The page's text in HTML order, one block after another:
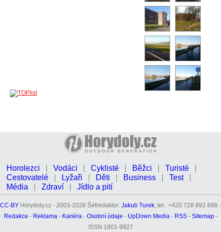
Horolezci Vodáci Cyklisté Běžci
Turisté
Cestovatelé
Lyžaři Děti Business
Test
Média
Zdraví Jídlo a pití
CC-BY Horydoly.cz - 2003-2026 Šéfredaktor: Jakub Turek, tel.: +420 728 892 898 -
Redakce - Reklama- Kariéra- Osobní údaje - UpDown Media- RSS- Sitemap-
ISSN 1801-9927